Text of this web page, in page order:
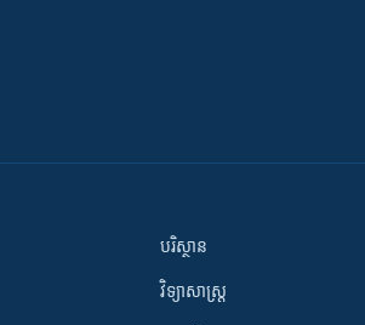
បរិស្ថាន
វិទ្យាសាស្រ្ត